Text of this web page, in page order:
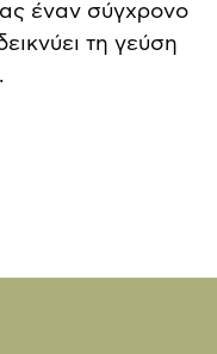
έναν σύγχρονο
τη γεύση